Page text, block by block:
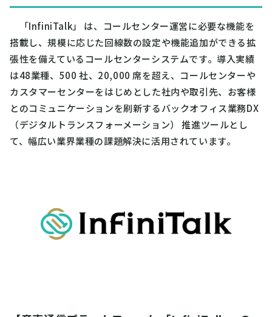
「InfiniTalk」 は、コールセンター運営に必要な機能を
搭載し、規模に応じた回線数の設定や機能追加ができる拡
張性を備えているコールセンターシステムです。導入実績
は48業種、500 社、20,000 席を超え、コールセンターや
カスタマーセンターをはじめとした社内や取引先、お客様
とのコミュニケーションを刷新するバックオフィス業務DX
（デジタルトランスフォーメーション） 推進ツールとし
て、幅広い業界業種の課題解決に活用されています。